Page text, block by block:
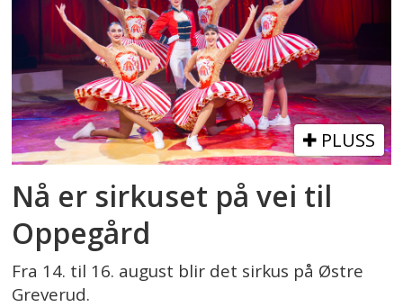
PLUSS
Nå er sirkuset på vei til
Oppegård
Fra 14. til 16. august blir det sirkus på Østre
Greverud.